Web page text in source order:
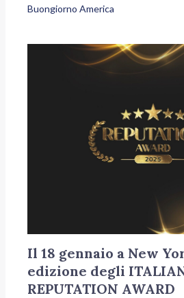
Buongiorno America
Il 18 gennaio a New
edizione degli
REPUTATION AWARD